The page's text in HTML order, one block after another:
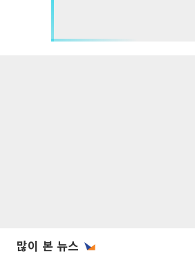
많이 본 뉴스